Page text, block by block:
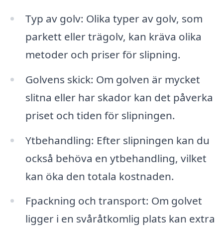
Typ av golv: Olika typer av golv, som
parkett eller trägolv, kan kräva olika
metoder och priser för slipning.
Golvens skick: Om golven är mycket
slitna eller har skador kan det påverka
priset och tiden för slipningen.
Ytbehandling: Efter slipningen kan du
också behöva en ytbehandling, vilket
kan öka den totala kostnaden.
Fpackning och transport: Om golvet
ligger i en svåråtkomlig plats kan extra